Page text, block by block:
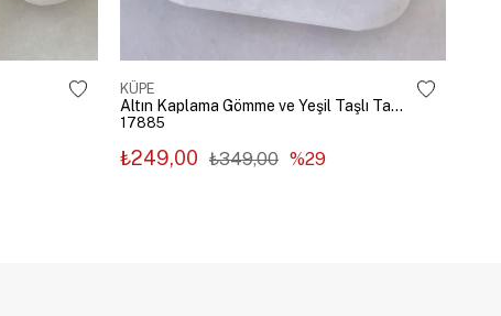
KÜPE
Altın Kaplama Gömme ve Yeşil Taşlı Tasarım Küpe Gümüş
17885
₺249,00 ₺349,00 %29